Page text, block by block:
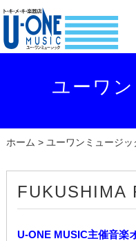
ユーワ
ホーム > ユーワンミュージッ
FUKUSHIMA
U-ONE MUSIC主催音楽